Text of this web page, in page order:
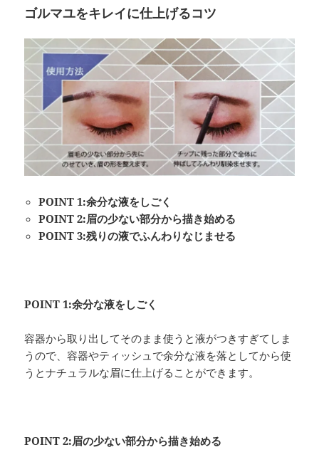
ゴルマユをキレイに仕上げるコツ
POINT 1:余分な液をしごく
POINT 2:眉の少ない部分から描き始める
POINT 3:残りの液でふんわりなじませる
POINT 1:余分な液をしごく
容器から取り出してそのまま使うと液がつきすぎてしま
うので、容器やティッシュで余分な液を落としてから使
うとナチュラルな眉に仕上げることができます。
POINT 2:眉の少ない部分から描き始める